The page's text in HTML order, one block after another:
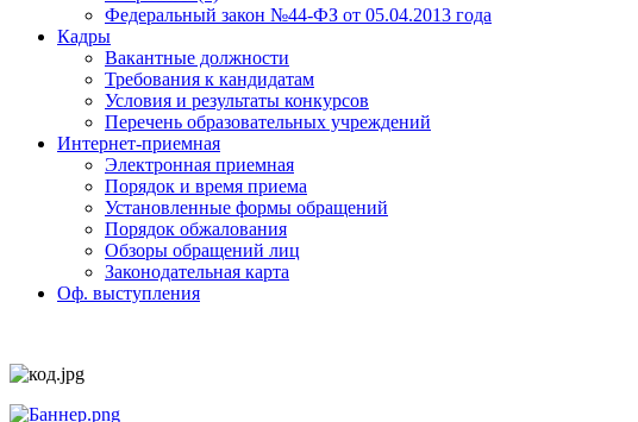
Федеральный закон №44-ФЗ от 05.04.2013 года
Кадры
Вакантные должности
Требования к кандидатам
Условия и результаты конкурсов
Перечень образовательных учреждений
Интернет-приемная
Электронная приемная
Порядок и время приема
Установленные формы обращений
Порядок обжалования
Обзоры обращений лиц
Законодательная карта
Оф. выступления